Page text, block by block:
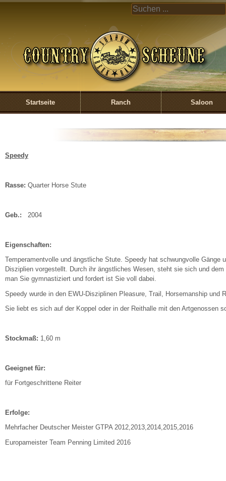
UND
CREEK
Startseite Ranch Saloon
Speedy
Rasse: Quarter Horse Stute
Geb.: 2004
Eigenschaften:
Temperamentvolle und ängstliche Stute. Speedy hat schwungvolle Gänge
Disziplien vorgestellt. Durch ihr ängstliches Wesen, steht sie sich und
man Sie gymnastiziert und fordert ist Sie voll dabei.
Speedy wurde in den EWU-Disziplinen Pleasure, Trail, Horsemanship und
Sie liebt es sich auf der Koppel oder in der Reithalle mit den Artgenossen
Stockmaß: 1,60 m
Geeignet für:
für Fortgeschrittene Reiter
Erfolge:
Mehrfacher Deutscher Meister GTPA 2012,2013,2014,2015,2016
Europameister Team Penning Limited 2016